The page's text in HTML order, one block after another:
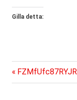
Gilla detta:
Föregående
inlägg: